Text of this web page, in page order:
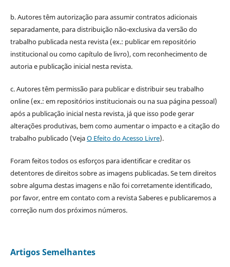
b. Autores têm autorização para assumir contratos adicionais
separadamente, para distribuição não-exclusiva da versão do
trabalho publicada nesta revista (ex.: publicar em repositório
institucional ou como capítulo de livro), com reconhecimento de
autoria e publicação inicial nesta revista.
c. Autores têm permissão para publicar e distribuir seu trabalho
online (ex.: em repositórios institucionais ou na sua página pessoal)
após a publicação inicial nesta revista, já que isso pode gerar
alterações produtivas, bem como aumentar o impacto e a citação do
trabalho publicado (VejaO Efeito do Acesso Livre).
Foram feitos todos os esforços para identificar e creditar os
detentores de direitos sobre as imagens publicadas. Se tem direitos
sobre alguma destas imagens e não foi corretamente identificado,
por favor, entre em contato com a revista Saberes e publicaremos a
correção num dos próximos números.
Artigos Semelhantes